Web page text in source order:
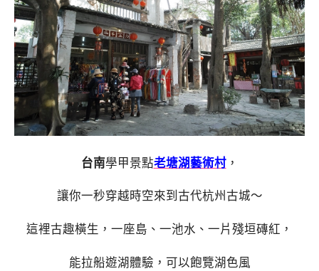
台南學甲景點老塘湖藝術村，
讓你一秒穿越時空來到古代杭州古城～
這裡古趣橫生，一座島、一池水、一片殘垣磚紅，
能拉船遊湖體驗，可以飽覽湖色風